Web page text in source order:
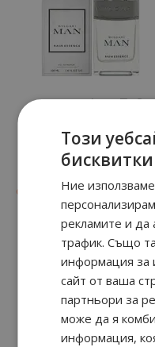
Man Rain Essence
от € / 125.90лв.
Този
бисквитки
Ние
рекламите и
трафик. Също
информация за
сайт от ваша
партньори за
може да я
информация,